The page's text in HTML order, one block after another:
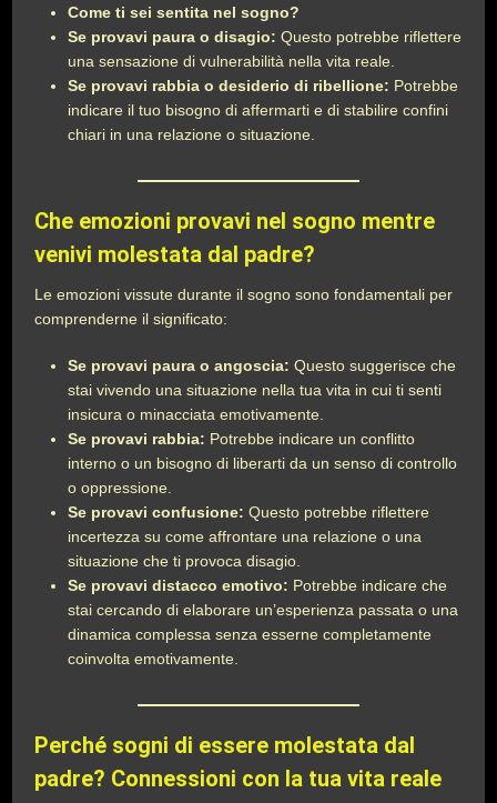
Come ti sei sentita nel sogno?
Se provavi paura o disagio: Questo potrebbe riflettere
una sensazione di vulnerabilità nella vita reale.
Se provavi rabbia o desiderio di ribellione: Potrebbe
indicare il tuo bisogno di affermarti e di stabilire confini
chiari in una relazione o situazione.
Che emozioni provavi nel sogno mentre
venivi molestata dal padre?
Le emozioni vissute durante il sogno sono fondamentali per
comprenderne il significato:
Se provavi paura o angoscia: Questo suggerisce che
stai vivendo una situazione nella tua vita in cui ti senti
insicura o minacciata emotivamente.
Se provavi rabbia: Potrebbe indicare un conflitto
interno o un bisogno di liberarti da un senso di controllo
o oppressione.
Se provavi confusione: Questo potrebbe riflettere
incertezza su come affrontare una relazione o una
situazione che ti provoca disagio.
Se provavi distacco emotivo: Potrebbe indicare che
stai cercando di elaborare un’esperienza passata o una
dinamica complessa senza esserne completamente
coinvolta emotivamente.
Perché sogni di essere molestata dal
padre? Connessioni con la tua vita reale